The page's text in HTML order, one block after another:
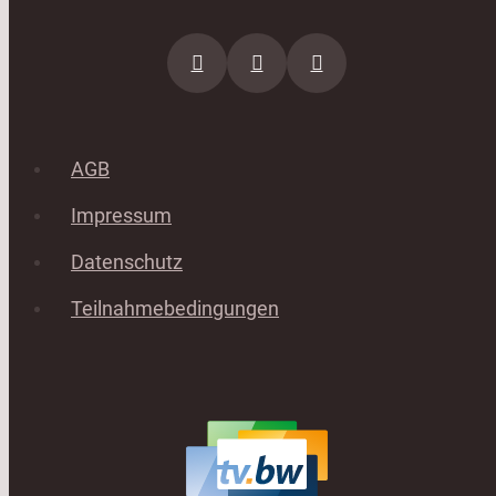
AGB
Impressum
Datenschutz
Teilnahmebedingungen